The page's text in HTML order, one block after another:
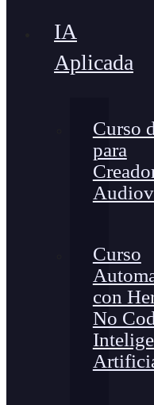
IA
Aplicada
Curso
para
Curso
con
No